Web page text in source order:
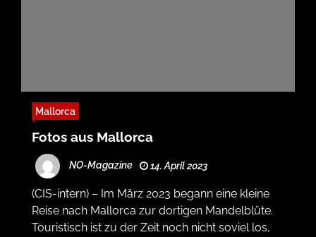
Mallorca
Fotos aus Mallorca
NO-Magazine 14. April 2023
(CIS-intern) – Im März 2023 begann eine kleine
Reise nach Mallorca zur dortigen Mandelblüte.
Touristisch ist zu der Zeit noch nicht soviel los,